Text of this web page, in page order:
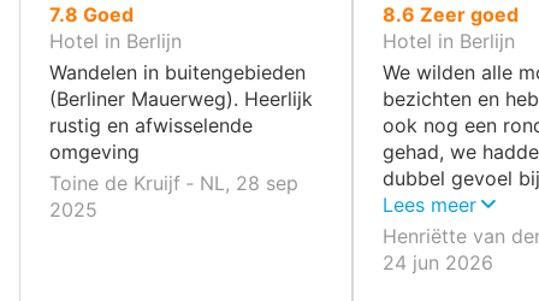
7.8 uit
10
,
Goed
Hotel in Berlijn
Wandelen in buitengebieden
(Berliner Mauerweg). Heerlijk
rustig en afwisselende
omgeving
Toine de Kruijf ‐ NL, 28 sep
2025
8.6 uit
10
,
Zeer goed
Hotel in Berlijn
We wilden alle
bezichten en
ook nog een
gehad, we
dubbel gevoel
we daar zagen,
deze mensen
doorstaan en
Lees meer
Henriëtte van
24 jun 2026